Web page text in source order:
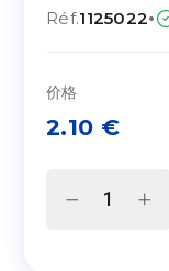
Réf.1125022·
价格
2.10 €